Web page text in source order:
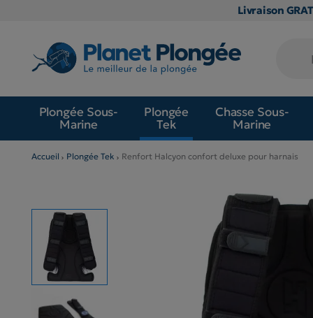
Livraison
Plongée Sous-
Marine
Plongée
Tek
Chasse Sous-
Marine
Accueil Plongée Tek Renfort Halcyon confort deluxe pour harnais